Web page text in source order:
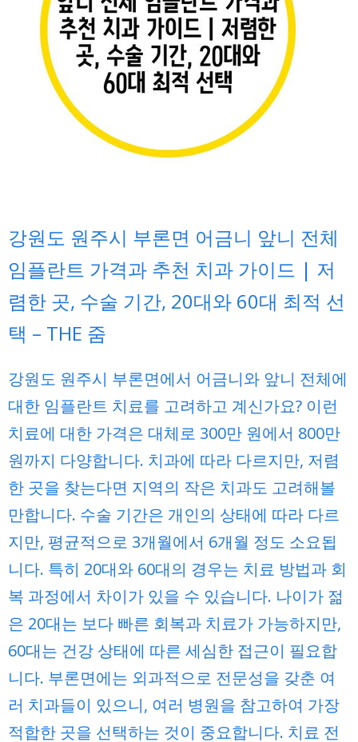
강원도 원주시 부론면 어금니 앞니 전체
임플란트 가격과 추천 치과 가이드 | 저
렴한 곳, 수술 기간, 20대와 60대 최적 선
택 – THE 줌
강원도 원주시 부론면에서 어금니와 앞니 전체에
대한 임플란트 치료를 고려하고 계신가요? 이런
치료에 대한 가격은 대체로 300만 원에서 800만
원까지 다양합니다. 치과에 따라 다르지만, 저렴
한 곳을 찾는다면 지역의 작은 치과도 고려해볼
만합니다. 수술 기간은 개인의 상태에 따라 다르
지만, 평균적으로 3개월에서 6개월 정도 소요됩
니다. 특히 20대와 60대의 경우는 치료 방법과 회
복 과정에서 차이가 있을 수 있습니다. 나이가 젊
은 20대는 보다 빠른 회복과 치료가 가능하지만,
60대는 건강 상태에 따른 세심한 접근이 필요합
니다. 부론면에는 외과적으로 전문성을 갖춘 여
러 치과들이 있으니, 여러 병원을 참고하여 가장
적합한 곳을 선택하는 것이 중요합니다. 치료 전